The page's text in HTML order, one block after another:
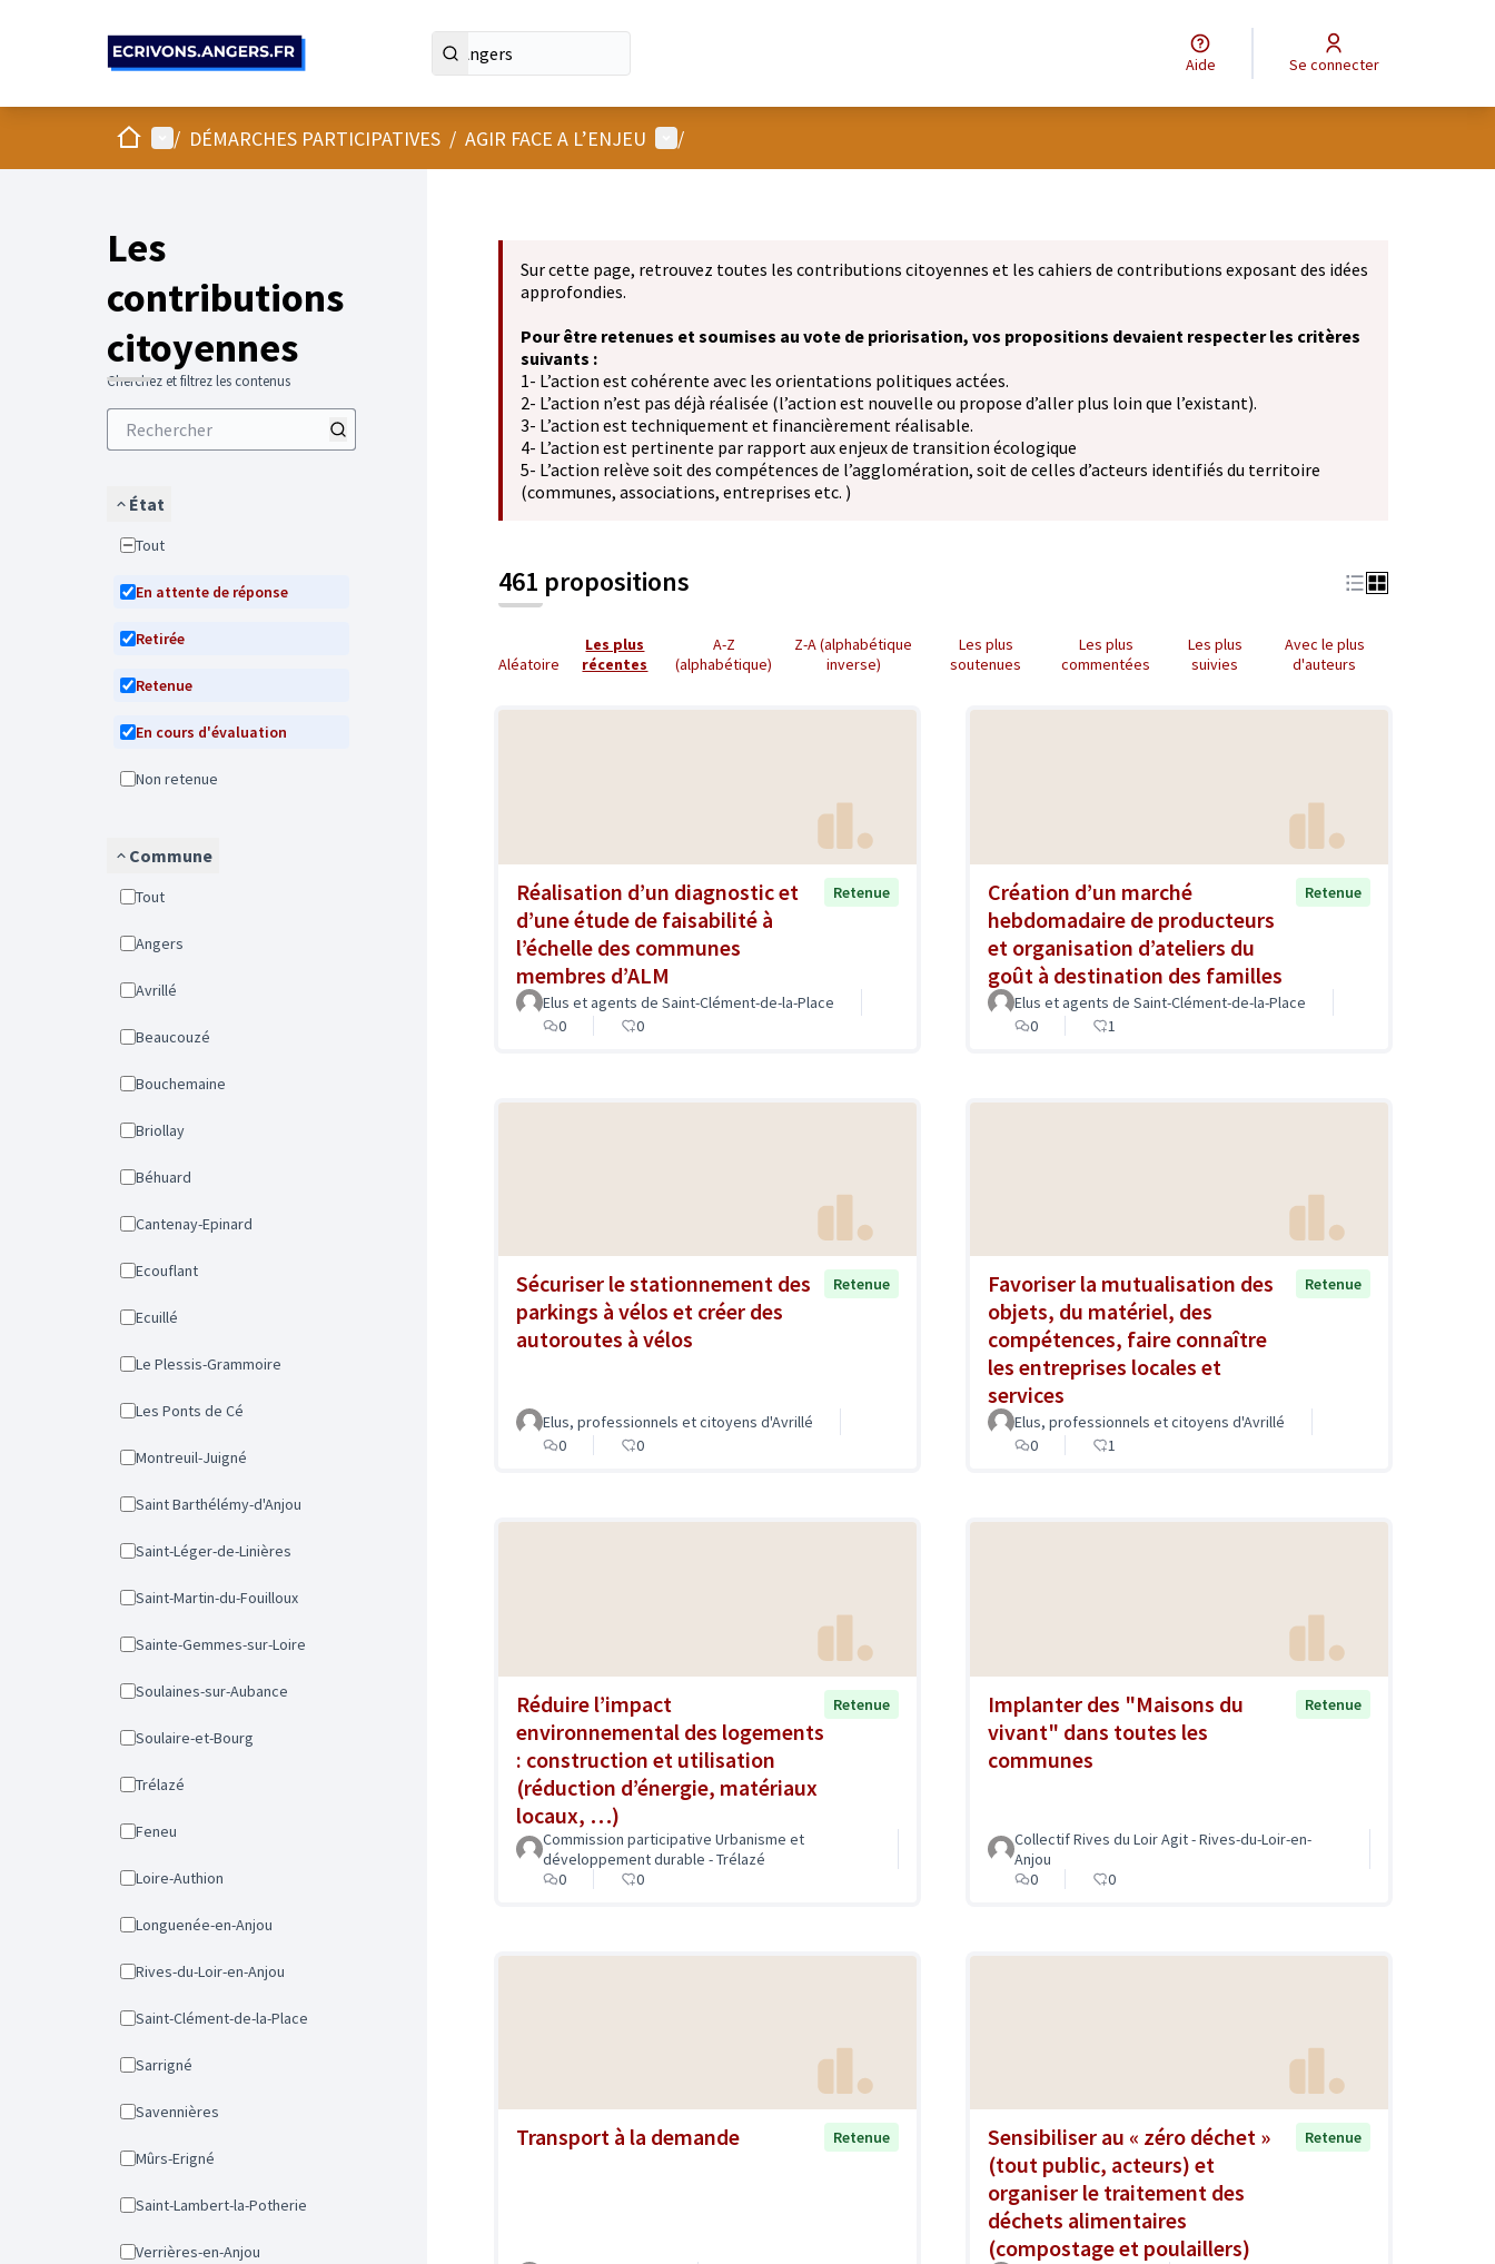
Aide Se connecter
AccueilMenu principal
/ DÉMARCHES PARTICIPATIVES / AGIR FACE A L’ENJEU Menu utilisateur
/
Les
contributions
citoyennes
Cherchez et filtrez les contenus
État
Tout
En attente de réponse
Retirée
Retenue
En cours d'évaluation
Non retenue
Commune
Tout
Angers
Avrillé
Beaucouzé
Bouchemaine
Briollay
Béhuard
Cantenay-Epinard
Ecouflant
Ecuillé
Le Plessis-Grammoire
Les Ponts de Cé
Montreuil-Juigné
Saint Barthélémy-d'Anjou
Saint-Léger-de-Linières
Saint-Martin-du-Fouilloux
Sainte-Gemmes-sur-Loire
Soulaines-sur-Aubance
Soulaire-et-Bourg
Trélazé
Feneu
Loire-Authion
Longuenée-en-Anjou
Rives-du-Loir-en-Anjou
Saint-Clément-de-la-Place
Sarrigné
Savennières
Mûrs-Erigné
Saint-Lambert-la-Potherie
Verrières-en-Anjou
Sur cette page, retrouvez toutes les contributions citoyennes et les cahiers de contributions exposant des idées
approfondies.
Pour être retenues et soumises au vote de priorisation, vos propositions devaient respecter les critères
suivants :
1- L’action est cohérente avec les orientations politiques actées.
2- L’action n’est pas déjà réalisée (l’action est nouvelle ou propose d’aller plus loin que l’existant).
3- L’action est techniquement et financièrement réalisable.
4- L’action est pertinente par rapport aux enjeux de transition écologique
5- L’action relève soit des compétences de l’agglomération, soit de celles d’acteurs identifiés du territoire
(communes, associations, entreprises etc. )
461 propositions
Aléatoire
Les plus
récentes
A-Z
(alphabétique)
Z-A (alphabétique
inverse)
Les plus
soutenues
Les plus
commentées
Les plus
suivies
Avec le plus
d'auteurs
Réalisation d’un diagnostic et
d’une étude de faisabilité à
l’échelle des communes
membres d’ALM
Retenue
Elus et agents de Saint-Clément-de-la-Place
0
0
Création d’un marché
hebdomadaire de producteurs
et organisation d’ateliers du
goût à destination des familles
Retenue
Elus et agents de Saint-Clément-de-la-Place
0
1
Sécuriser le stationnement des
parkings à vélos et créer des
autoroutes à vélos
Retenue
Elus, professionnels et citoyens d'Avrillé
0
0
Favoriser la mutualisation des
objets, du matériel, des
compétences, faire connaître
les entreprises locales et
services
Retenue
Elus, professionnels et citoyens d'Avrillé
0
1
Réduire l’impact
environnemental des logements
: construction et utilisation
(réduction d’énergie, matériaux
locaux, …)
Retenue
Commission participative Urbanisme et
développement durable - Trélazé
0
0
Implanter des "Maisons du
vivant" dans toutes les
communes
Retenue
Collectif Rives du Loir Agit - Rives-du-Loir-en-
Anjou
0
0
Transport à la demande Retenue
Sensibiliser au « zéro déchet »
(tout public, acteurs) et
organiser le traitement des
déchets alimentaires
(compostage et poulaillers)
Retenue